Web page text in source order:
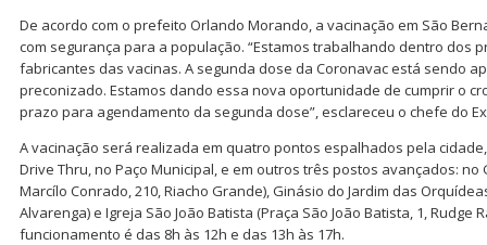
De acordo com o prefeito Orlando Morando, a vacinação em São
com segurança para a população. “Estamos trabalhando dentro dos
fabricantes das vacinas. A segunda dose da Coronavac está sendo
preconizado. Estamos dando essa nova oportunidade de cumprir o
prazo para agendamento da segunda dose”, esclareceu o chefe do
A vacinação será realizada em quatro pontos espalhados pela
Drive Thru, no Paço Municipal, e em outros três postos avançados: no
Marcílo Conrado, 210, Riacho Grande), Ginásio do Jardim das
Alvarenga) e Igreja São João Batista (Praça São João Batista, 1, Rudge
funcionamento é das 8h às 12h e das 13h às 17h.